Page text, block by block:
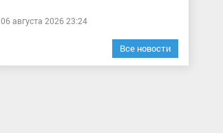
06 августа 2026 23:24
Все новости